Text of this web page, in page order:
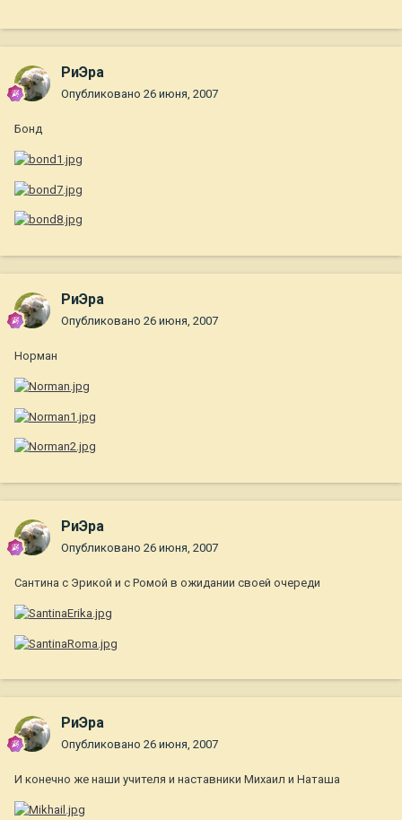
РиЭра
Опубликовано 26 июня, 2007
Бонд
РиЭра
Опубликовано 26 июня, 2007
Норман
РиЭра
Опубликовано 26 июня, 2007
Сантина с Эрикой и с Ромой в ожидании своей очереди
РиЭра
Опубликовано 26 июня, 2007
И конечно же наши учителя и наставники Михаил и Наташа